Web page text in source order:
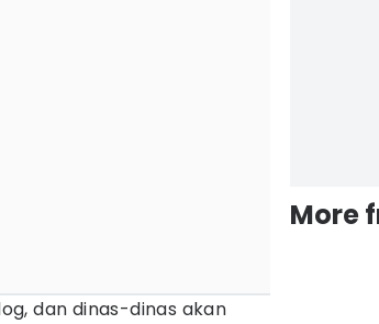
dan dinas-dinas akan
More